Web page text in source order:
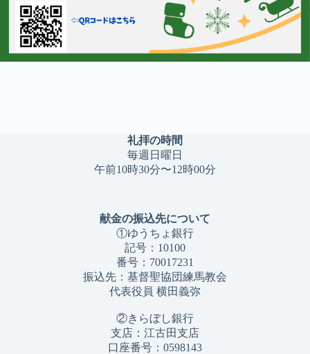
礼拝の時間
毎週日曜日
午前10時30分〜12時00分
献金の振込先について
①ゆうちょ銀行
記号：10100
番号：70017231
振込先：基督聖協団練馬教会
代表役員 横田義弥
②きらぼし銀行
支店：江古田支店
口座番号：0598143